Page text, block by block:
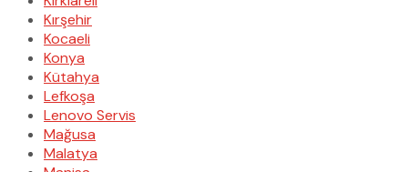
Kırşehir
Kocaeli
Konya
Kütahya
Lefkoşa
Lenovo Servis
Mağusa
Malatya